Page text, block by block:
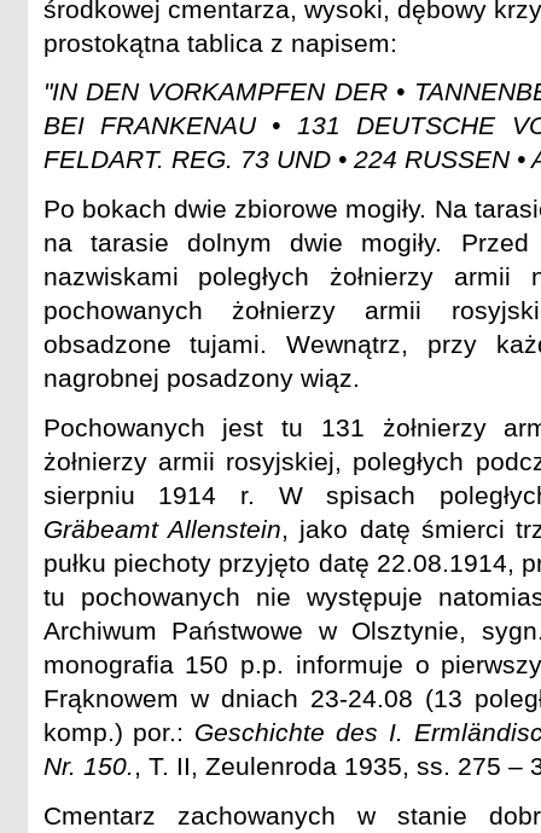
środkowej cmentarza, wysoki, dębowy
prostokątna tablica z napisem:
"IN DEN VORKAMPFEN DER •
BEI FRANKENAU • 131 DEUTSCHE
FELDART. REG. 73 UND • 224 RUSSEN •
Po bokach dwie zbiorowe mogiły. Na
na tarasie dolnym dwie mogiły.
nazwiskami poległych żołnierzy
pochowanych żołnierzy armii
obsadzone tujami. Wewnątrz, przy
nagrobnej posadzony wiąz.
Pochowanych jest tu 131 żołnierzy
żołnierzy armii rosyjskiej, poległych
sierpniu 1914 r. W spisach
Gräbeamt Allenstein, jako datę śmierci
pułku piechoty przyjęto datę 22.08.1914,
tu pochowanych nie występuje
Archiwum Państwowe w Olsztynie,
monografia 150 p.p. informuje o
Frąknowem w dniach 23-24.08 (13
komp.) por.: Geschichte des I.
Nr. 150., T. II, Zeulenroda 1935, ss. 275 –
Cmentarz zachowanych w stanie